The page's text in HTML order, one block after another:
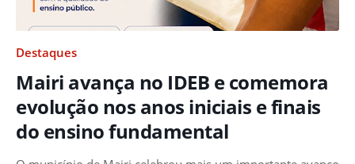
Destaques
Mairi avança no IDEB e comemora
evolução nos anos iniciais e finais
do ensino fundamental